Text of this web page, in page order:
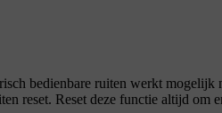
bedienbare ruiten werkt mogelijk
reset. Reset deze functie altijd